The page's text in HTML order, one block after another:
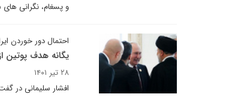
و پسغام، نگرانی
احتمال دور خوردن
یگانه هدف پوتین
۲۸ تیر ۱۴۰۱
افشار سلیمانی در